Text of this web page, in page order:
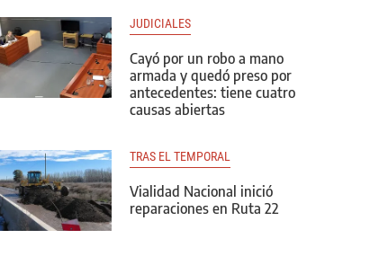
JUDICIALES
Cayó por un robo a mano
armada y quedó preso por
antecedentes: tiene cuatro
causas abiertas
TRAS EL TEMPORAL
Vialidad Nacional inició
reparaciones en Ruta 22